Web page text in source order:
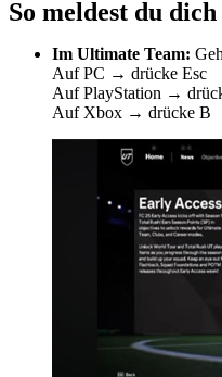
So meldest du
Im Ultimate Team:
Auf PC → drücke Esc
Auf PlayStation →
Auf Xbox → drücke B